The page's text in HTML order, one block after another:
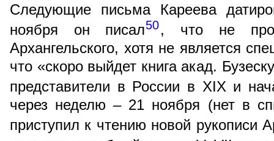
Следующие письма Кареева
ноября он писал50, что не
Архангельского, хотя не является
что «скоро выйдет книга акад.
представители в России в XIX и
через неделю – 21 ноября (нет в
приступил к чтению новой рукописи